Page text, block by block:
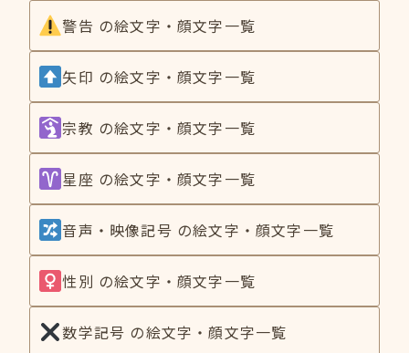
警告 の絵文字・顔文字一覧
矢印 の絵文字・顔文字一覧
宗教 の絵文字・顔文字一覧
星座 の絵文字・顔文字一覧
音声・映像記号 の絵文字・顔文字一覧
性別 の絵文字・顔文字一覧
数学記号 の絵文字・顔文字一覧